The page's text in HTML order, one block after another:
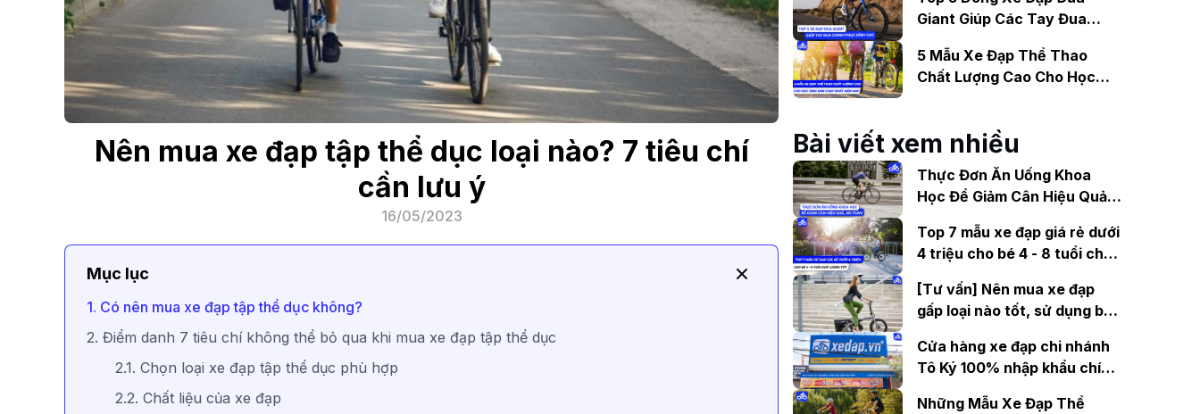
Nên mua xe đạp tập thể dục loại nào? 7 tiêu chí
cần lưu ý
16/05/2023
Mục lục
1. Có nên mua xe đạp tập thể dục không?
2. Điểm danh 7 tiêu chí không thể bỏ qua khi mua xe đạp tập thể dục
2.1. Chọn loại xe đạp tập thể dục phù hợp
2.2. Chất liệu của xe đạp
Giant Giúp Các Tay Đua
5 Mẫu Xe Đạp Thể Thao
Chất Lượng Cao Cho Học
Bài viết xem nhiều
Thực Đơn Ăn Uống Khoa
Học Để Giảm Cân Hiệu Quả,
Top 7 mẫu xe đạp giá rẻ dưới
4 triệu cho bé 4 - 8 tuổi chất
[Tư vấn] Nên mua xe đạp
gấp loại nào tốt, sử dụng bền
Cửa hàng xe đạp chi nhánh
Tô Ký 100% nhập khẩu chính
Những Mẫu Xe Đạp Thể